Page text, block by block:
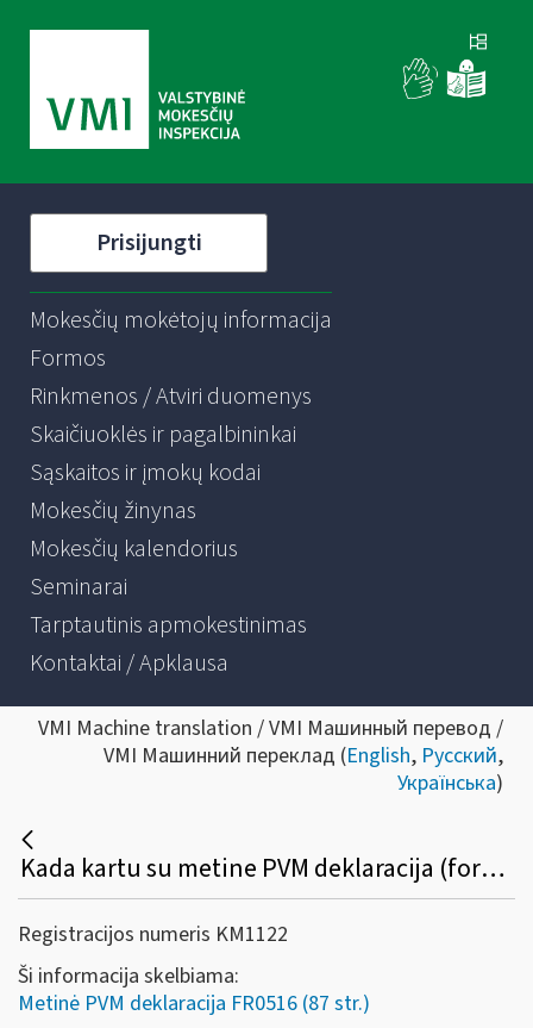
Prisijungti
Mokesčių mokėtojų informacija
Formos
Rinkmenos / Atviri duomenys
Skaičiuoklės ir pagalbininkai
Sąskaitos ir įmokų kodai
Mokesčių žinynas
Mokesčių kalendorius
Seminarai
Tarptautinis apmokestinimas
Kontaktai / Apklausa
VMI Machine translation / VMI Машинный перевод /
VMI Машинний переклад (English, Русский,
Українська)
Kada kartu su metine PVM deklaracija (forma FR0516) turi būti pateikiamas ir jos priedas (FR0516A))?
Registracijos numeris KM1122
Ši informacija skelbiama:
Metinė PVM deklaracija FR0516 (87 str.)